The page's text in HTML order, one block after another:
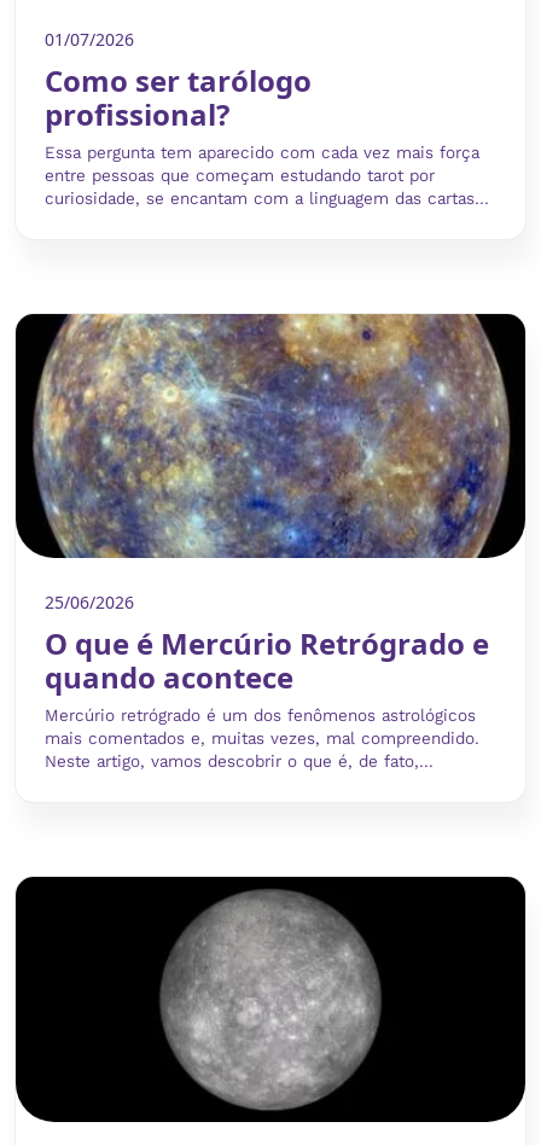
01/07/2026
Como ser tarólogo
profissional?
Essa pergunta tem aparecido com cada vez mais força
entre pessoas que começam estudando tarot por
curiosidade, se encantam com a linguagem das cartas...
25/06/2026
O que é Mercúrio Retrógrado e
quando acontece
Mercúrio retrógrado é um dos fenômenos astrológicos
mais comentados e, muitas vezes, mal compreendido.
Neste artigo, vamos descobrir o que é, de fato,...